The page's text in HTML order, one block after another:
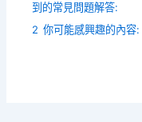
到的常見問題解答:
2 你可能感興趣的內容: